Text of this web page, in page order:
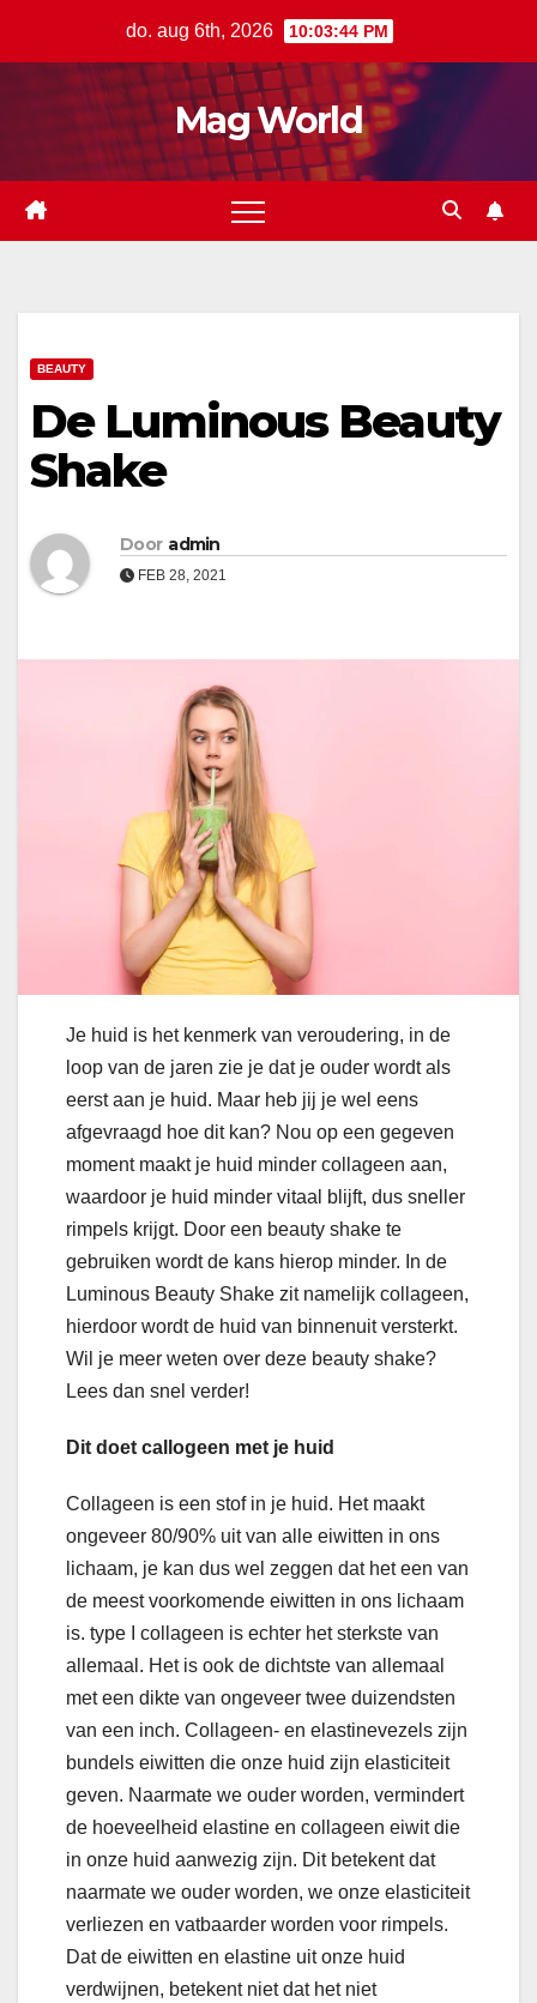
do. aug 6th, 2026 10:03:45 PM
Mag World
BEAUTY
De Luminous Beauty
Shake
Door admin
FEB 28, 2021
Je huid is het kenmerk van veroudering, in de
loop van de jaren zie je dat je ouder wordt als
eerst aan je huid. Maar heb jij je wel eens
afgevraagd hoe dit kan? Nou op een gegeven
moment maakt je huid minder collageen aan,
waardoor je huid minder vitaal blijft, dus sneller
rimpels krijgt. Door een beauty shake te
gebruiken wordt de kans hierop minder. In de
Luminous Beauty Shake zit namelijk collageen,
hierdoor wordt de huid van binnenuit versterkt.
Wil je meer weten over deze beauty shake?
Lees dan snel verder!
Dit doet callogeen met je huid
Collageen is een stof in je huid. Het maakt
ongeveer 80/90% uit van alle eiwitten in ons
lichaam, je kan dus wel zeggen dat het een van
de meest voorkomende eiwitten in ons lichaam
is. type I collageen is echter het sterkste van
allemaal. Het is ook de dichtste van allemaal
met een dikte van ongeveer twee duizendsten
van een inch. Collageen- en elastinevezels zijn
bundels eiwitten die onze huid zijn elasticiteit
geven. Naarmate we ouder worden, vermindert
de hoeveelheid elastine en collageen eiwit die
in onze huid aanwezig zijn. Dit betekent dat
naarmate we ouder worden, we onze elasticiteit
verliezen en vatbaarder worden voor rimpels.
Dat de eiwitten en elastine uit onze huid
verdwijnen, betekent niet dat het niet